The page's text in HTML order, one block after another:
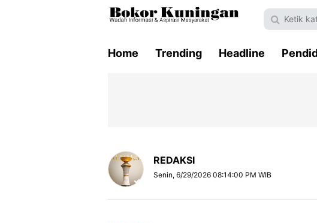
Home Trending Headline
REDAKSI
Senin, 6/29/2026 08:14:00 PM WIB